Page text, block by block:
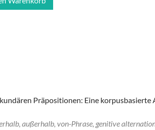
Präpositionen: Eine korpusbasierte
außerhalb, von-Phrase, genitive